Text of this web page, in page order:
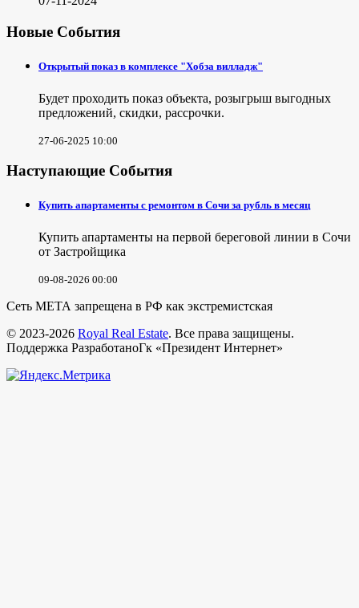
Новые События
Открытый показ в комплексе "Хобза вилладж"
Будет проходить показ объекта, розыгрыш выгодных
предложений, скидки, рассрочки.
27-06-2025 10:00
Наступающие События
Купить апартаменты с ремонтом в Сочи за рубль в месяц
Купить апартаменты на первой береговой линии в Сочи
от Застройщика
09-08-2026 00:00
Сеть МЕТА запрещена в РФ как экстремистская
© 2023-2026 Royal Real Estate. Все права защищены.
Поддержка РазработаноГк «Президент Интернет»